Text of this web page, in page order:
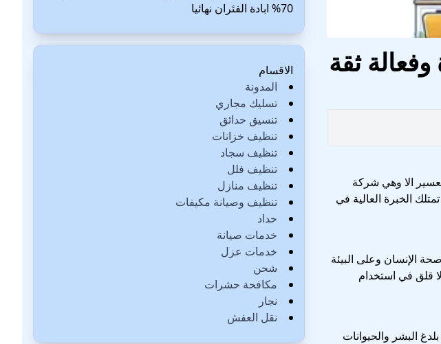
ثقة
الا وهي شركة
الخبرة العالية في
الإنسان وعلى البيئة
قلق في استخدام
البشر والحيوانات
70% ابادة الفئران نهائيا
الاقسام
المدونة
تسليك مجاري
تنسيق حدائق
تنظيف خزانات
تنظيف سجاد
تنظيف فلل
تنظيف منازل
تنظيف وصيانة مكيفات
حداد
خدمات صيانة
خدمات عزل
شحن
مكافحة حشرات
نجار
نقل العفش